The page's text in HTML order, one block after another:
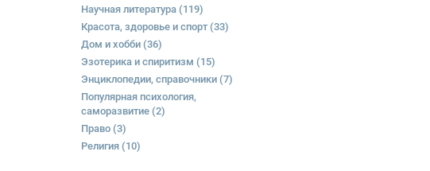
Научная литература (119)
Красота, здоровье и спорт(33)
Дом и хобби (36)
Эзотерика и спиритизм (15)
Энциклопедии, справочники (7)
Популярная психология,
саморазвитие (2)
Право (3)
Религия (10)